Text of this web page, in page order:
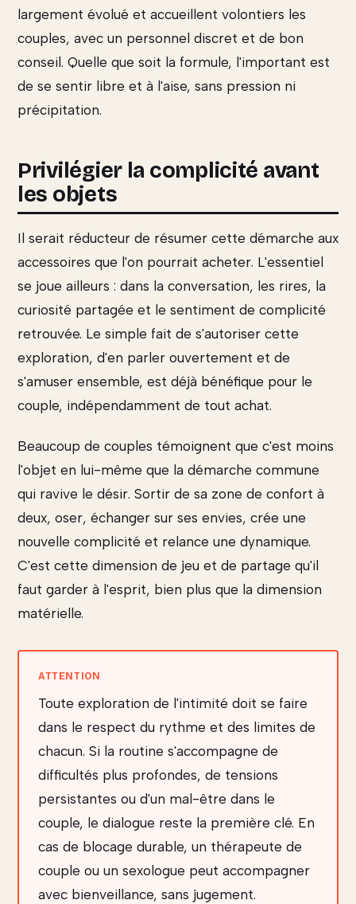
largement évolué et accueillent volontiers les
couples, avec un personnel discret et de bon
conseil. Quelle que soit la formule, l'important est
de se sentir libre et à l'aise, sans pression ni
précipitation.
Privilégier la complicité avant
les objets
Il serait réducteur de résumer cette démarche aux
accessoires que l'on pourrait acheter. L'essentiel
se joue ailleurs : dans la conversation, les rires, la
curiosité partagée et le sentiment de complicité
retrouvée. Le simple fait de s'autoriser cette
exploration, d'en parler ouvertement et de
s'amuser ensemble, est déjà bénéfique pour le
couple, indépendamment de tout achat.
Beaucoup de couples témoignent que c'est moins
l'objet en lui-même que la démarche commune
qui ravive le désir. Sortir de sa zone de confort à
deux, oser, échanger sur ses envies, crée une
nouvelle complicité et relance une dynamique.
C'est cette dimension de jeu et de partage qu'il
faut garder à l'esprit, bien plus que la dimension
matérielle.
Toute exploration de l'intimité doit se faire
dans le respect du rythme et des limites de
chacun. Si la routine s'accompagne de
difficultés plus profondes, de tensions
persistantes ou d'un mal-être dans le
couple, le dialogue reste la première clé. En
cas de blocage durable, un thérapeute de
couple ou un sexologue peut accompagner
avec bienveillance, sans jugement.